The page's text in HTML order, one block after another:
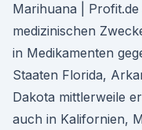
Marihuana |
medizinischen
in Medikamenten
Staaten Florida,
Dakota mittlerweile
auch in Kalifornien,